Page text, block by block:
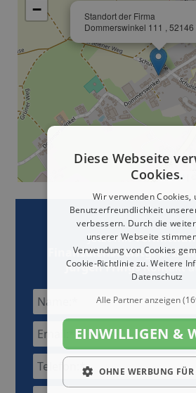
Standort der Firma
Dommerswinkel 111 , 52146
−
Leaflet
Jetzt mit
Finanzdienstleistg. u.
Jürgen FringsKontakt
Diese Webseite
Cookies.
Wir verwenden Cookies,
Benutzerfreundlichkeit
verbessern. Durch die
unserer Webseite
Verwendung von Cookies
Cookie-Richtlinie zu.Weitere
Datenschutz
Alle Partner anzeigen
EINWILLIGEN &
OHNE WERBUNG